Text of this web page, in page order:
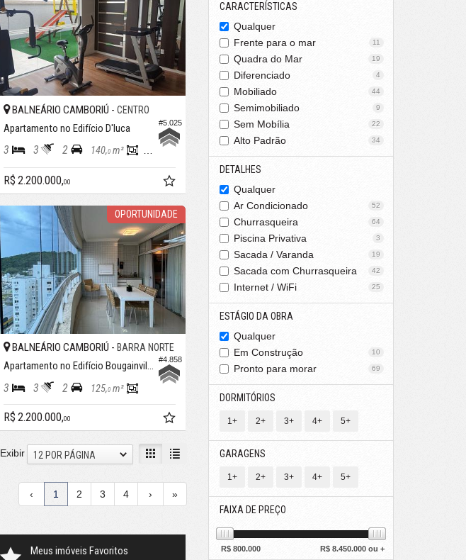
CARACTERÍSTICAS
Qualquer
Frente para o mar
11
Quadra do Mar 19
Diferenciado 4
Mobiliado 44
Semimobiliado 9
Sem Mobília 22
Alto Padrão 34
DETALHES
Qualquer
Ar Condicionado
52
Churrasqueira 64
Piscina Privativa 3
Sacada / Varanda 19
Sacada com Churrasqueira 42
Internet / WiFi 25
ESTÁGIO DA OBRA
Qualquer
Em Construção
10
Pronto para morar 69
DORMITÓRIOS
1+ 2+ 3+ 4+ 5+
GARAGENS
1+ 2+ 3+ 4+ 5+
FAIXA DE PREÇO
R$ 800.000 R$8.450.000 ou +
#5.025
BALNEÁRIO CAMBORIÚ -CENTRO
Apartamento no Edifício D'luca
3 3 2 140,0m² 120, m²
R$ 2.200.000,00
OPORTUNIDADE
#4.858
BALNEÁRIO CAMBORIÚ -BARRA NORTE
Apartamento no Edifício Bougainville Residence
3 3 2 125,0m²
R$ 2.200.000,00
Exibir 12 POR PÁGINA
‹ 1 2 3 4 › »
Meus imóveis Favoritos